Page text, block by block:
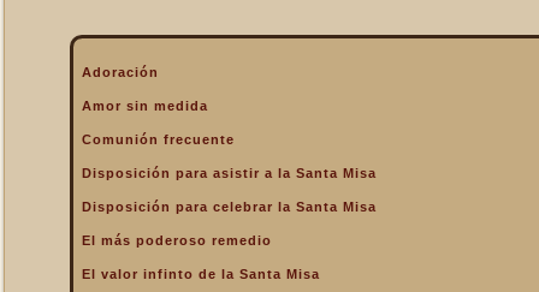
Encarnación
La Eucaristía y la Pasión
La Santa Misa a la hora de
La Santa Misa alcanza el
mayor mérito
La Santa Misa aumenta la
Adoración
Amor sin medida
Comunión frecuente
Disposición para asistir a la Santa Misa
Disposición para celebrar la Santa Misa
El más poderoso remedio
El valor infinto de la Santa Misa